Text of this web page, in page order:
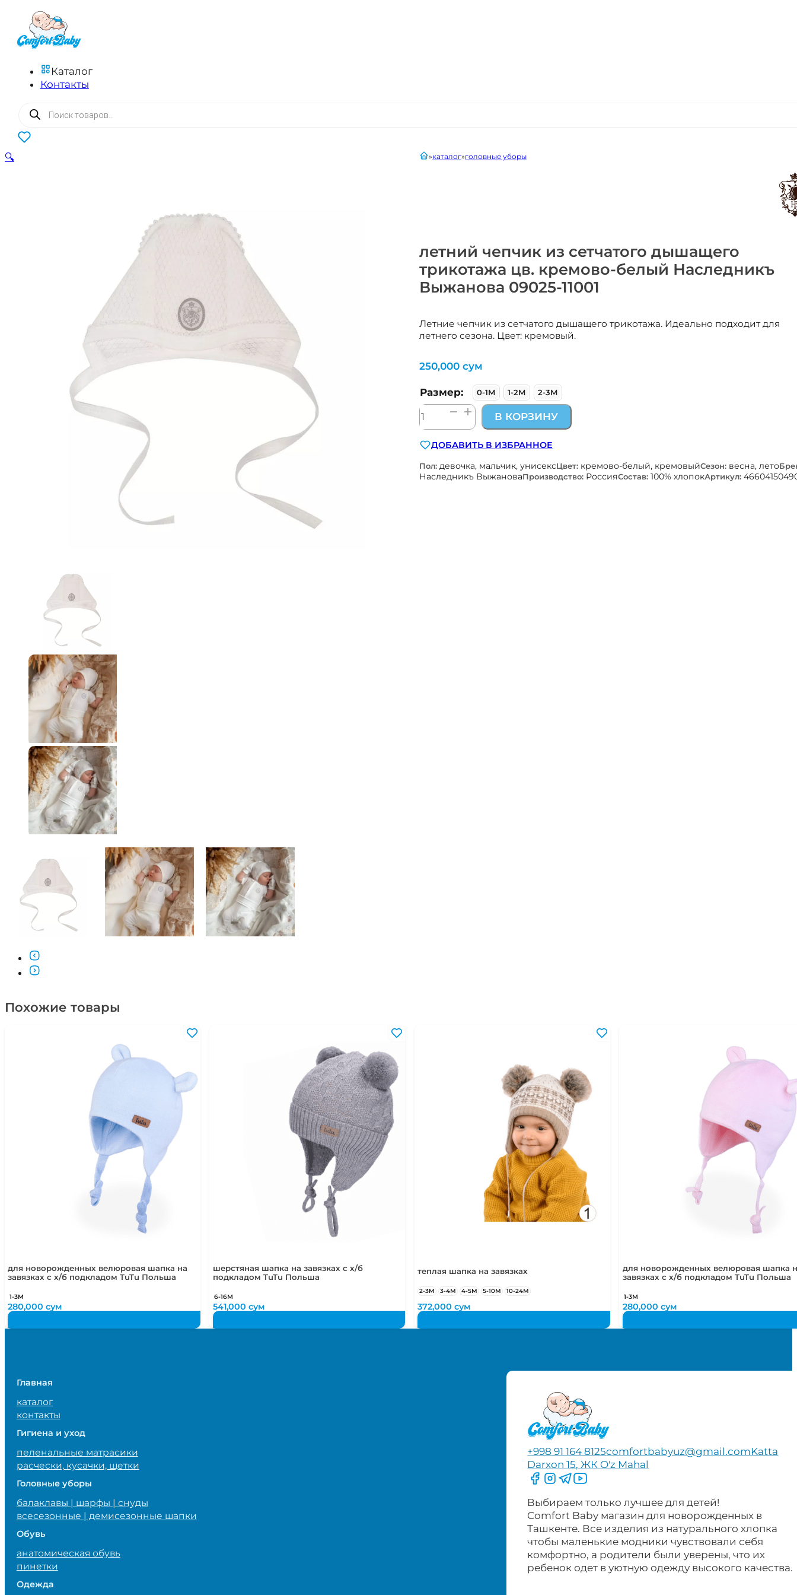
Каталог
Контакты
Поиск
товаров
0
летний чепчик из сетчатого дышащего
трикотажа цв. кремово-белый Наследникъ
Выжанова 09025-11001
Летние чепчик из сетчатого дышащего трикотажа. Идеально подходит для
летнего сезона. Цвет: кремовый.
главнаякаталог головные уборы
250,000 сум
Размер: 0-1М 1-2М 2-3М
Количество
товара
чепчик
из
сетчатого
В КОРЗИНУ
ДОБАВИТЬ В ИЗБРАННОЕ
Пол: девочка, мальчик, унисексЦвет: кремово-белый, кремовыйСезон: весна, лето
Наследникъ ВыжановаПроизводство: РоссияСостав: 100% хлопокАртикул:
🔍
Похожие товары
для новорожденных велюровая шапка на
завязках с х/б подкладом TuTu Польша
1-3М
280,000сум
шерстяная шапка на завязках с х/б
подкладом TuTu Польша
6-16М
541,000 сум
теплая шапка на завязках
2-3М 3-4М 4-5М 5-10М 10-24М
372,000сум
для новорожденных велюровая шапка
завязках с х/б подкладом TuTu Польша
1-3М
280,000 сум
Главная
каталог
контакты
Гигиена и уход
пеленальные матрасики
расчески, кусачки, щетки
Головные уборы
балаклавы | шарфы | снуды
всесезонные | демисезонные шапки
Обувь
анатомическая обувь
пинетки
Одежда
+998 91 164 8125comfortbabyuz@gmail.comKatta
Darxon 15, ЖК O'z Mahal
Следите за нами на Facebook
Следите за нами в Instagram
Следите за нами в Telegram
Следите за нами в YouTube
Выбираем только лучшее для детей!
Comfort Baby магазин для новорожденных в
Ташкенте. Все изделия из натурального хлопка
чтобы маленькие модники чувствовали себя
комфортно, а родители были уверены, что их
ребенок одет в уютную одежду высокого качества.